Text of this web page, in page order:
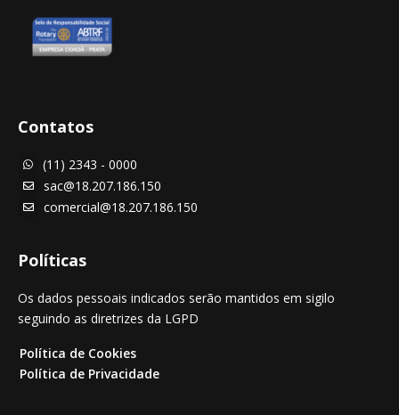
Contatos
 (11) 2343 - 0000
 sac@18.207.186.150
 comercial@18.207.186.150
Políticas
Os dados pessoais indicados serão mantidos em sigilo
seguindo as diretrizes da LGPD
Política de Cookies
Política de Privacidade